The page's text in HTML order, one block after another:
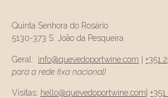
Quinta Senhora do Rosário
5130-373 S. João da Pesqueira
Geral: info@quevedoportwine.com | +351
para a rede fixa nacional)
Visitas: hello@quevedoportwine.com